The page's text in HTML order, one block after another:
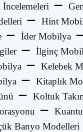
Hint
İder Mobilya
İlginç
Kelebek
Kitaplık
Koltuk
Banyo Modelleri